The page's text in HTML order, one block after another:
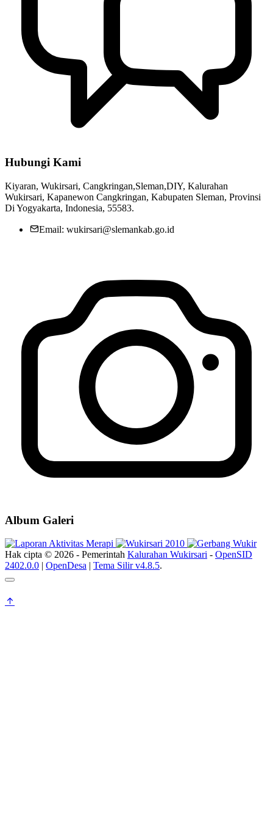
Satpol PP DIY Menggelar Sosialisasi Kepemiluan Untuk Kelompok
Jaga Warga Se Cangkringan
10 November 2021
Musyawarah Kalurahan Wukirsari Menetapkan Target Penurunan
Stunting dan Kemiskinan Tahun 2026
09 Maret 2026
Pemerintah Kalurahan Wukirsari Selenggarakan Rembug Stunting
yang Dihadiri oleh Kader Balita 20 Juni 2024
Hubungi Kami
Kiyaran, Wukirsari, Cangkringan,Sleman,DIY, Kalurahan
Wukirsari, Kapanewon Cangkringan, Kabupaten Sleman, Provinsi
Di Yogyakarta, Indonesia, 55583.
Email: wukirsari@slemankab.go.id
Album Galeri
Hak cipta © 2026 - Pemerintah Kalurahan Wukirsari - OpenSID
2402.0.0 | OpenDesa | Tema Silir v4.8.5.